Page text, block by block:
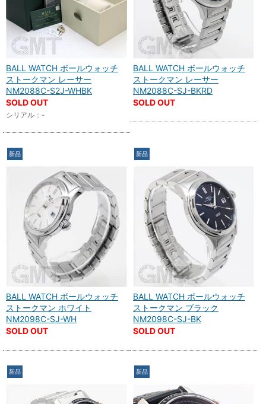
BALL WATCH ボールウォッチ
ストークマン レーサー
NM2088C-S2J-WHBK
SOLD OUT
シリアル：-
BALL WATCH ボールウォッチ
ストークマン レーサー
NM2088C-SJ-BKRD
SOLD OUT
新品
BALL WATCH ボールウォッチ
ストークマン ホワイト
NM2098C-SJ-WH
SOLD OUT
新品
BALL WATCH ボールウォッチ
ストークマン ブラック
NM2098C-SJ-BK
SOLD OUT
新品 新品